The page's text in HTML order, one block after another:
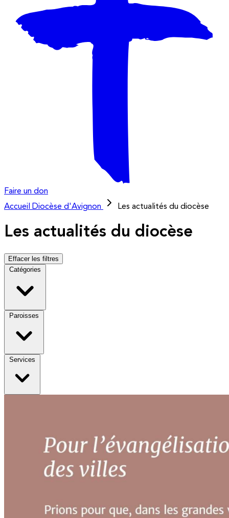
Faire un don
Accueil
Diocèse d'Avignon Les actualités du diocèse
Les actualités du diocèse
Effacer les filtres
Catégories
Paroisses
Services